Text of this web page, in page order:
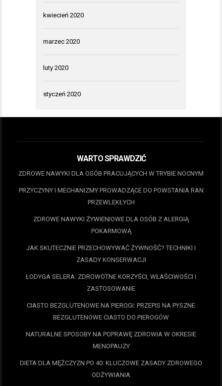
kwiecień 2020
marzec 2020
luty 2020
styczeń 2020
WARTO SPRAWDZIĆ
ZDROWE NAWYKI DLA OSÓB PRACUJĄCYCH W TRYBIE NOCNYM
PRZYCZYNY I MECHANIZMY PROWADZĄCE DO POWSTANIA RAN
PRZEWLEKŁYCH
ZDROWE NAWYKI ŻYWIENIOWE DLA OSÓB Z ALERGIĄ
POKARMOWĄ
JAK SKUTECZNIE PRZECHOWYWAĆ ŻYWNOŚĆ? TECHNIKI I
ZASADY KONSERWACJI
ŁODYGA SELERA: ZDROWOTNE KORZYŚCI, WŁAŚCIWOŚCI I
ZASTOSOWANIE
CIASTO BEZGLUTENOWE NA PIEROGI: PRZEPIS NA PYSZNE
BEZGLUTENOWE CIASTO DO PIEROGÓW
NATURALNE SPOSOBY NA POPRAWĘ ZDROWIA W OKRESIE
MENOPAUZY
DIETA DLA MĘŻCZYZN PO 40: KLUCZOWE ZASADY ZDROWEGO
ODŻYWIANIA